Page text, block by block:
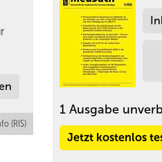
(RIS)
1 Ausgabe
Jetzt kostenlos